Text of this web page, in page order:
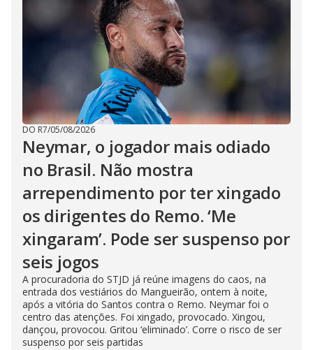
DO R7/05/08/2026
Neymar, o jogador mais odiado
no Brasil. Não mostra
arrependimento por ter xingado
os dirigentes do Remo. ‘Me
xingaram’. Pode ser suspenso por
seis jogos
A procuradoria do STJD já reúne imagens do caos, na
entrada dos vestiários do Mangueirão, ontem à noite,
após a vitória do Santos contra o Remo. Neymar foi o
centro das atenções. Foi xingado, provocado. Xingou,
dançou, provocou. Gritou ‘eliminado’. Corre o risco de ser
suspenso por seis partidas